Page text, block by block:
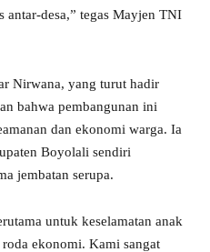
antar-desa,” tegas Mayjen TNI
Nirwana, yang turut hadir
bahwa pembangunan ini
dan ekonomi warga. Ia
Boyolali sendiri
jembatan serupa.
untuk keselamatan anak
ekonomi. Kami sangat